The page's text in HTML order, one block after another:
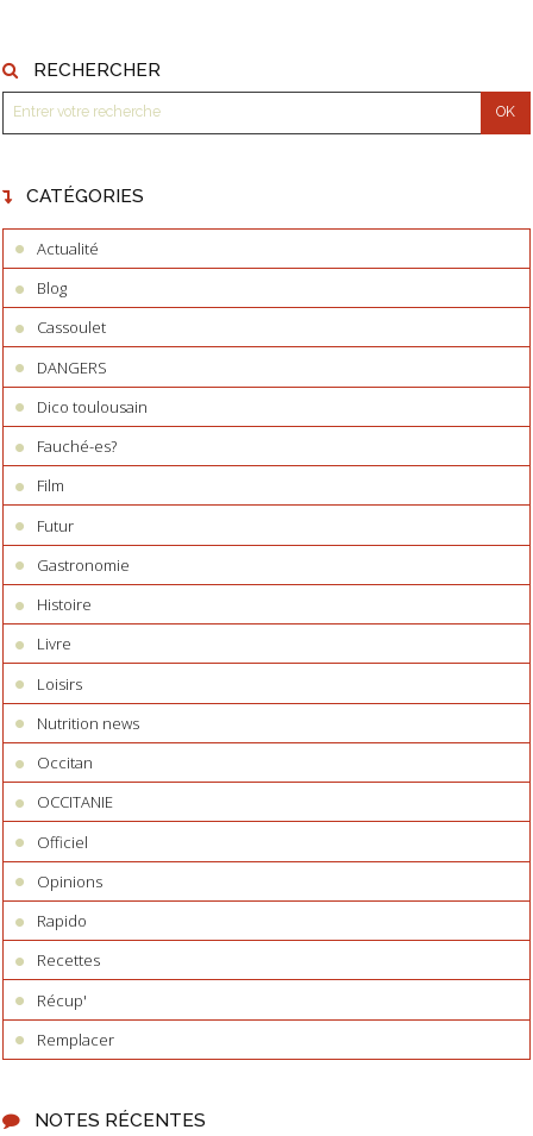
RECHERCHER
CATÉGORIES
Actualité
Blog
Cassoulet
DANGERS
Dico toulousain
Fauché-es?
Film
Futur
Gastronomie
Histoire
Livre
Loisirs
Nutrition news
Occitan
OCCITANIE
Officiel
Opinions
Rapido
Recettes
Récup'
Remplacer
NOTES RÉCENTES